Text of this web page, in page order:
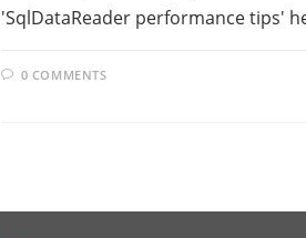
'SqlDataReader performance tips'
0 COMMENTS